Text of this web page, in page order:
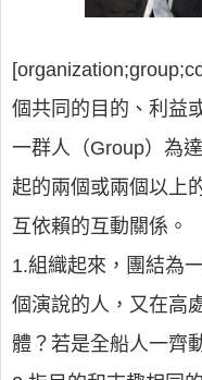
個共同的目的、利益
一群人（Group）為
起的兩個或兩個以上
互依賴的互動關係。
1.組織起來，團結為
個演說的人，又在高
體？若是全船人一齊